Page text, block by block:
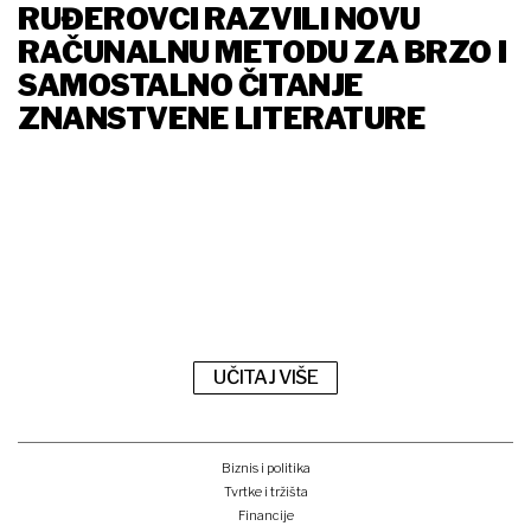
RUĐEROVCI RAZVILI NOVU
RAČUNALNU METODU ZA BRZO I
SAMOSTALNO ČITANJE
ZNANSTVENE LITERATURE
UČITAJ VIŠE
Biznis i politika
Tvrtke i tržišta
Financije